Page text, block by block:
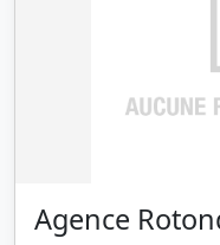
Agence